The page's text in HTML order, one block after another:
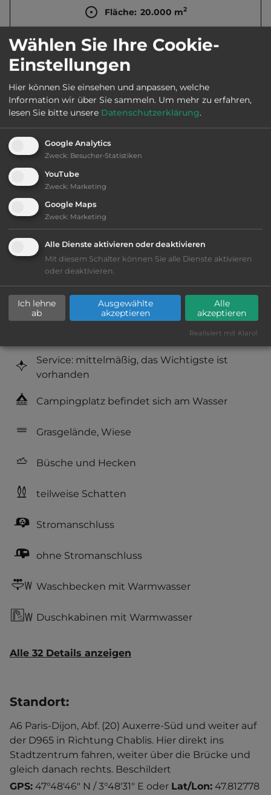
Fläche: 20.000 m2
Öffnungszeiten: 28.4. bis 1.10.
Telefon: 0033 3 86424439
Ausstattung:
bis 20,- Euro
Klassifizierung: ausreichend
Lage: ansprechend
Platzeinrichtung: ausreichend
Geräuschkulisse: überwiegend ruhig
Service: mittelmäßig, das Wichtigste ist
vorhanden
Campingplatz befindet sich am Wasser
Grasgelände, Wiese
Büsche und Hecken
teilweise Schatten
Stromanschluss
ohne Stromanschluss
Waschbecken mit Warmwasser
Duschkabinen mit Warmwasser
Alle 32 Details anzeigen
Standort:
A6 Paris-Dijon, Abf. (20) Auxerre-Süd und weiter auf
der D965 in Richtung Chablis. Hier direkt ins
Stadtzentrum fahren, weiter über die Brücke und
gleich danach rechts. Beschildert
GPS: 47°48'46" N / 3°48'31" E oder Lat/Lon: 47.812778
Wählen Sie Ihre Cookie-
Einstellungen
Hier können Sie einsehen und anpassen, welche
Information wir über Sie sammeln. Um mehr zu erfahren,
lesen Sie bitte unsere Datenschutzerklärung.
Google Analytics
Zweck: Besucher-Statistiken
YouTube
Zweck: Marketing
Google Maps
Zweck: Marketing
Alle Dienste aktivieren oder deaktivieren
Mit diesem Schalter können Sie alle Dienste aktivieren
oder deaktivieren.
Ich lehne
ab
Ausgewählte
akzeptieren
Alle
akzeptieren
Realisiert mit Klaro!